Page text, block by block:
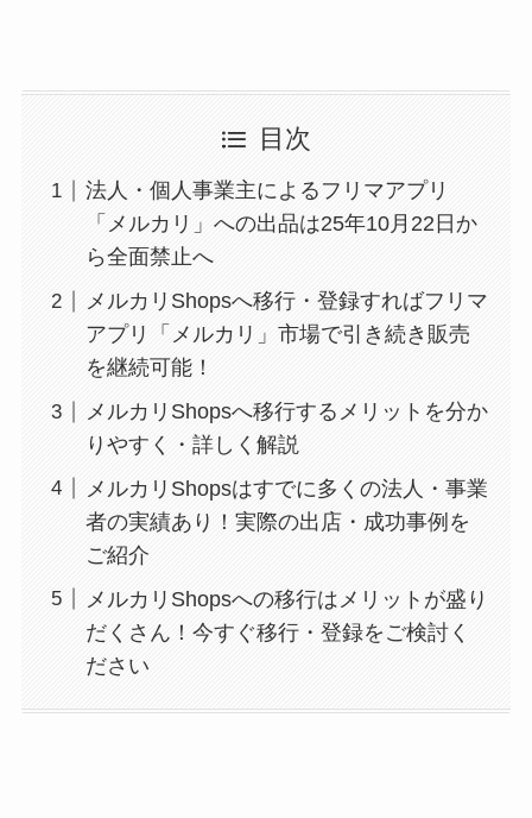
目次
法人・個人事業主によるフリマアプリ
「メルカリ」への出品は25年10月22日か
ら全面禁止へ
メルカリShopsへ移行・登録すればフリマ
アプリ「メルカリ」市場で引き続き販売
を継続可能！
メルカリShopsへ移行するメリットを分か
りやすく・詳しく解説
メルカリShopsはすでに多くの法人・事業
者の実績あり！実際の出店・成功事例を
ご紹介
メルカリShopsへの移行はメリットが盛り
だくさん！今すぐ移行・登録をご検討く
ださい